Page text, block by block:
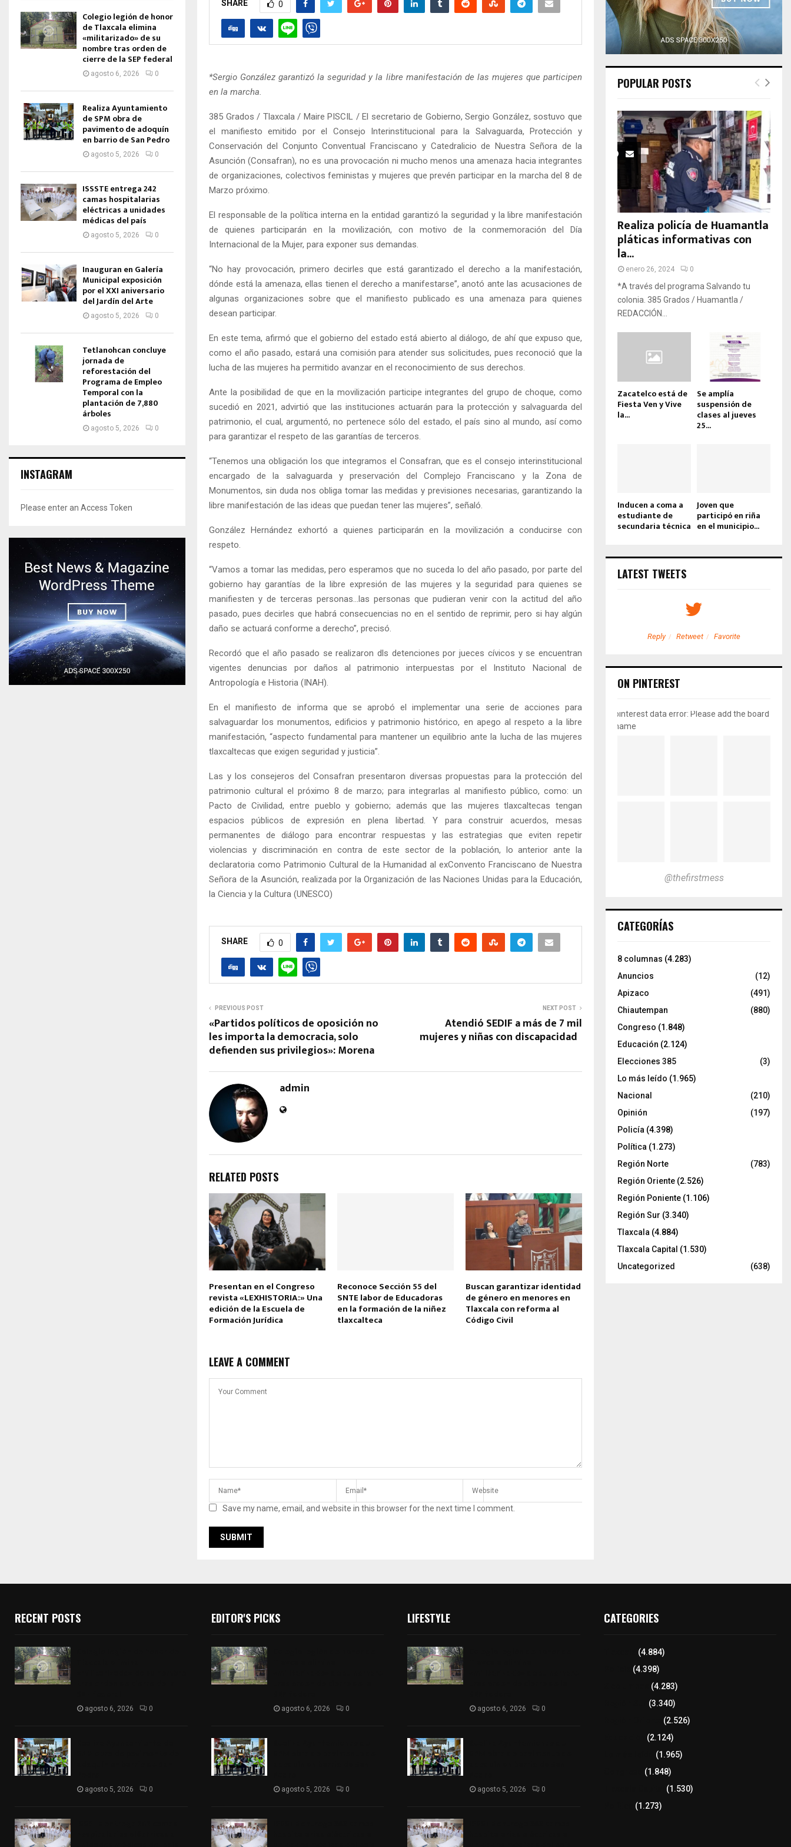
SHARE 0
*Sergio González garantizó la seguridad y la libre manifestación de las mujeres que participen
en la marcha.
385 Grados / Tlaxcala / Maire PISCIL / El secretario de Gobierno, Sergio González, sostuvo que
el manifiesto emitido por el Consejo Interinstitucional para la Salvaguarda, Protección y
Conservación del Conjunto Conventual Franciscano y Catedralicio de Nuestra Señora de la
Asunción (Consafran), no es una provocación ni mucho menos una amenaza hacia integrantes
de organizaciones, colectivos feministas y mujeres que prevén participar en la marcha del 8 de
Marzo próximo.
El responsable de la política interna en la entidad garantizó la seguridad y la libre manifestación
de quienes participarán en la movilización, con motivo de la conmemoración del Día
Internacional de la Mujer, para exponer sus demandas.
“No hay provocación, primero decirles que está garantizado el derecho a la manifestación,
dónde está la amenaza, ellas tienen el derecho a manifestarse”, anotó ante las acusaciones de
algunas organizaciones sobre que el manifiesto publicado es una amenaza para quienes
desean participar.
En este tema, afirmó que el gobierno del estado está abierto al diálogo, de ahí que expuso que,
como el año pasado, estará una comisión para atender sus solicitudes, pues reconoció que la
lucha de las mujeres ha permitido avanzar en el reconocimiento de sus derechos.
Ante la posibilidad de que en la movilización participe integrantes del grupo de choque, como
sucedió en 2021, advirtió que las instituciones actuarán para la protección y salvaguarda del
patrimonio, el cual, argumentó, no pertenece sólo del estado, el país sino al mundo, así como
para garantizar el respeto de las garantías de terceros.
“Tenemos una obligación los que integramos el Consafran, que es el consejo interinstitucional
encargado de la salvaguarda y preservación del Complejo Franciscano y la Zona de
Monumentos, sin duda nos obliga tomar las medidas y previsiones necesarias, garantizando la
libre manifestación de las ideas que puedan tener las mujeres”, señaló.
González Hernández exhortó a quienes participarán en la movilización a conducirse con
respeto.
“Vamos a tomar las medidas, pero esperamos que no suceda lo del año pasado, por parte del
gobierno hay garantías de la libre expresión de las mujeres y la seguridad para quienes se
manifiesten y de terceras personas…las personas que pudieran venir con la actitud del año
pasado, pues decirles que habrá consecuencias no en el sentido de reprimir, pero si hay algún
daño se actuará conforme a derecho”, precisó.
Recordó que el año pasado se realizaron dls detenciones por jueces cívicos y se encuentran
vigentes denuncias por daños al patrimonio interpuestas por el Instituto Nacional de
Antropología e Historia (INAH).
En el manifiesto de informa que se aprobó el implementar una serie de acciones para
salvaguardar los monumentos, edificios y patrimonio histórico, en apego al respeto a la libre
manifestación, “aspecto fundamental para mantener un equilibrio ante la lucha de las mujeres
tlaxcaltecas que exigen seguridad y justicia”.
Las y los consejeros del Consafran presentaron diversas propuestas para la protección del
patrimonio cultural el próximo 8 de marzo; para integrarlas al manifiesto público, como: un
Pacto de Civilidad, entre pueblo y gobierno; además que las mujeres tlaxcaltecas tengan
espacios públicos de expresión en plena libertad. Y para construir acuerdos, mesas
permanentes de diálogo para encontrar respuestas y las estrategias que eviten repetir
violencias y discriminación en contra de este sector de la población, lo anterior ante la
declaratoria como Patrimonio Cultural de la Humanidad al exConvento Franciscano de Nuestra
Señora de la Asunción, realizada por la Organización de las Naciones Unidas para la Educación,
la Ciencia y la Cultura (UNESCO)
SHARE 0
PREVIOUS POST
«Partidos políticos de oposición no
les importa la democracia, solo
defienden sus privilegios»: Morena
NEXT POST
Atendió SEDIF a más de 7 mil
mujeres y niñas con discapacidad
admin
RELATED POSTS
Presentan en el Congreso
revista «LEXHISTORIA:» Una
edición de la Escuela de
Formación Jurídica
Reconoce Sección 55 del
SNTE labor de Educadoras
en la formación de la niñez
tlaxcalteca
Buscan garantizar identidad
de género en menores en
Tlaxcala con reforma al
Código Civil
LEAVE A COMMENT
Save my name, email, and website in this browser for the next time I comment.
Colegio legión de honor
de Tlaxcala elimina
«militarizado» de su
nombre tras orden de
cierre de la SEP federal
agosto 6, 2026 0
Realiza Ayuntamiento
de SPM obra de
pavimento de adoquín
en barrio de San Pedro
agosto 5, 2026 0
ISSSTE entrega 242
camas hospitalarias
eléctricas a unidades
médicas del país
agosto 5, 2026 0
Inauguran en Galería
Municipal exposición
por el XXI aniversario
del Jardín del Arte
agosto 5, 2026 0
Tetlanohcan concluye
jornada de
reforestación del
Programa de Empleo
Temporal con la
plantación de 7,880
árboles
agosto 5, 2026 0
INSTAGRAM
Please enter an Access Token
POPULAR POSTS
Realiza policía de Huamantla
pláticas informativas con
la...
enero 26, 2024 0
*A través del programa Salvando tu
colonia. 385 Grados / Huamantla /
REDACCIÓN...
Zacatelco está de
Fiesta Ven y Vive
la...
Se amplía
suspensión de
clases al jueves
25...
Inducen a coma a
estudiante de
secundaria técnica
Joven que
participó en riña
en el municipio...
LATEST TWEETS
Reply Retweet Favorite
ON PINTEREST
pinterest data error: Please add the board
name
@thefirstmess
CATEGORÍAS
8 columnas (4.283)
Anuncios
(12)
Apizaco
(491)
Chiautempan
(880)
Congreso (1.848)
Educación (2.124)
Elecciones 385
(3)
Lo más leído (1.965)
Nacional
(210)
Opinión
(197)
Policía (4.398)
Política (1.273)
Región Norte
(783)
Región Oriente (2.526)
Región Poniente (1.106)
Región Sur (3.340)
Tlaxcala (4.884)
Tlaxcala Capital (1.530)
Uncategorized
(638)
RECENT POSTS
agosto 6, 2026 0
agosto 5, 2026 0
EDITOR'S PICKS
agosto 6, 2026 0
agosto 5, 2026 0
LIFESTYLE
agosto 6, 2026 0
agosto 5, 2026 0
CATEGORIES
(4.884)
(4.398)
(4.283)
(3.340)
(2.526)
(2.124)
(1.965)
(1.848)
(1.530)
(1.273)